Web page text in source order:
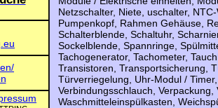
Netzschalter, Niete, uschalter,
Pumpenkopf, Rahmen Gehäuse,
Schalterblende, Schaltuhr,
Sockelblende, Spannringe,
Tachogenerator, Tachometer,
Transistoren, Transportsicherung,
Türverriegelung, Uhr-Modul /
Verbindungsschlauch,
Waschmitteleinspülkasten,